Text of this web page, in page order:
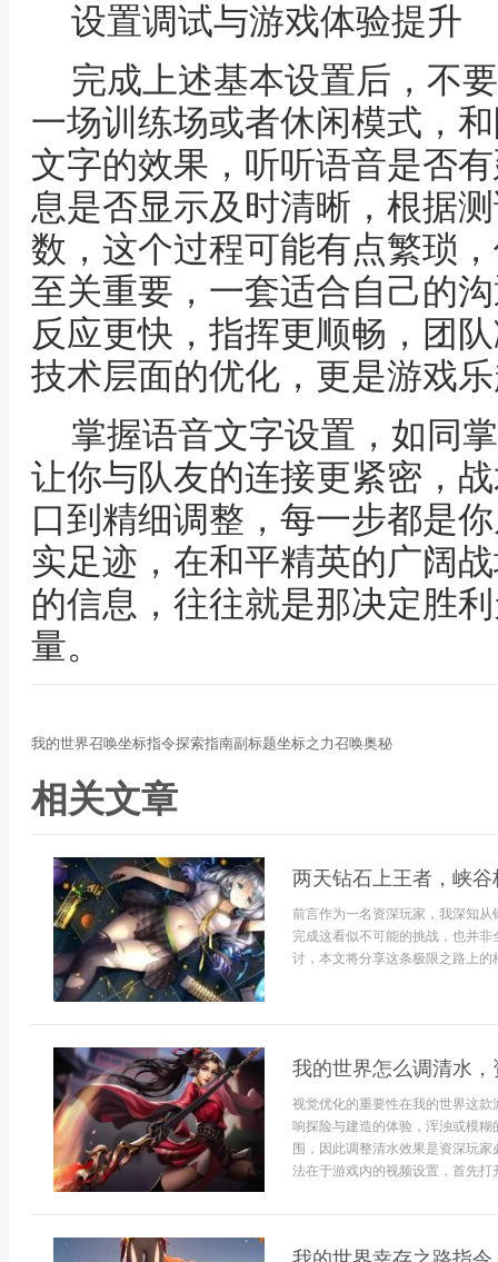
设置调试与游戏体验提升
完成上述基本设置后，不
一场训练场或者休闲模式，
文字的效果，听听语音是否
息是否显示及时清晰，根据
数，这个过程可能有点繁琐
至关重要，一套适合自己的
反应更快，指挥更顺畅，团
技术层面的优化，更是游戏
掌握语音文字设置，如同
让你与队友的连接更紧密，
口到精细调整，每一步都是
实足迹，在和平精英的广阔
的信息，往往就是那决定胜
量。
我的世界召唤坐标指令探索指南副标题坐标之力召唤奥秘
相关文章
两天钻石上王者，峡
前言作为一名资深玩家，我深知
完成这看似不可能的挑战，也并
讨，本文将分享这条极限之路上
我的世界怎么调清水
视觉优化的重要性在我的世界这
响探险与建造的体验，浑浊或模
围，因此调整清水效果是资深玩
法在于游戏内的视频设置，首先打